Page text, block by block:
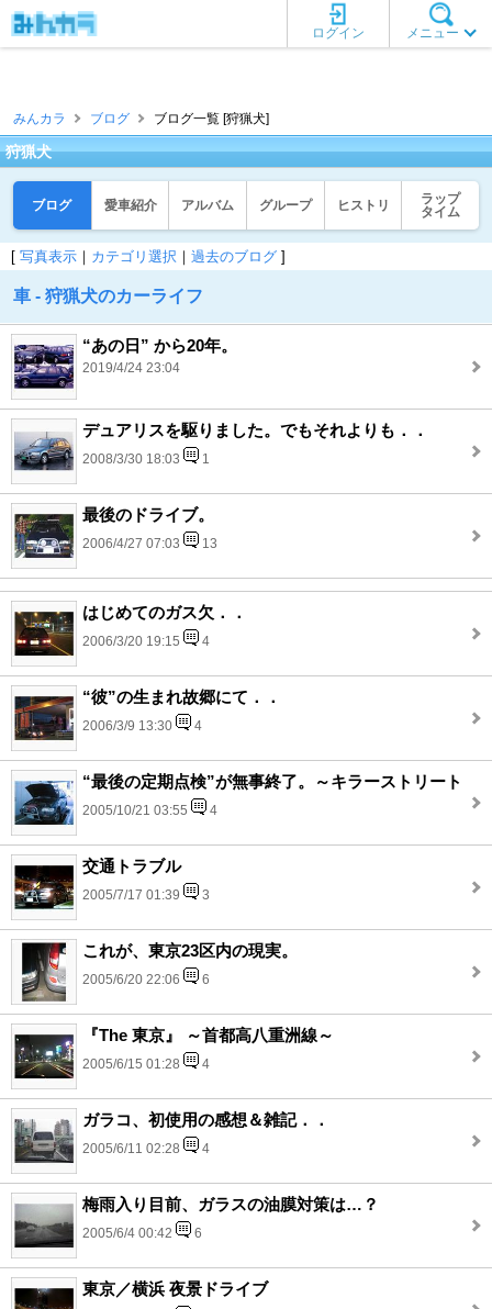
メニュー
ログイン
みんカラ ブログ ブログ一覧 [狩猟犬]
狩猟犬
ブログ 愛車紹介 アルバム グループ ヒストリ
ラップ
タイム
[ 写真表示 ｜ カテゴリ選択 ｜ 過去のブログ ]
車 - 狩猟犬のカーライフ
“あの日” から20年。
2019/4/24 23:04
デュアリスを駆りました。でもそれよりも．．
2008/3/30 18:03 1
最後のドライブ。
2006/4/27 07:03 13
はじめてのガス欠．．
2006/3/20 19:15 4
“彼”の生まれ故郷にて．．
2006/3/9 13:30 4
“最後の定期点検”が無事終了。～キラーストリート
2005/10/21 03:55 4
交通トラブル
2005/7/17 01:39 3
これが、東京23区内の現実。
2005/6/20 22:06 6
『The 東京』 ～首都高八重洲線～
2005/6/15 01:28 4
ガラコ、初使用の感想＆雑記．．
2005/6/11 02:28 4
梅雨入り目前、ガラスの油膜対策は…？
2005/6/4 00:42 6
東京／横浜 夜景ドライブ